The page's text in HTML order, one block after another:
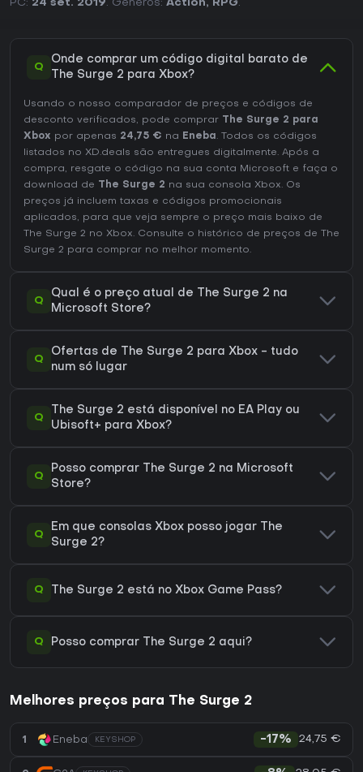
PC: 24 set. 2019. Géneros: Action, RPG.
Q
Onde comprar um código digital barato de
The Surge 2 para Xbox?
Usando o nosso comparador de preços e códigos de
desconto verificados, pode comprar
The Surge 2 para
Xbox por apenas 24,75 € na Eneba . Todos os códigos
listados no XD.deals são entregues digitalmente. Após a
compra, resgate o código na sua conta Microsoft e faça o
download de
The Surge 2 na sua consola Xbox. Os
preços já incluem taxas e códigos promocionais
aplicados, para que veja sempre o preço mais baixo de
The Surge 2 no Xbox. Consulte o histórico de preços de The
Surge 2 para comprar no melhor momento.
Q
Qual é o preço atual de The Surge 2 na
Microsoft Store?
Q
Ofertas de The Surge 2 para Xbox - tudo
num só lugar
Q
The Surge 2 está disponível no EA Play ou
Ubisoft+ para Xbox?
Q
Posso comprar The Surge 2 na Microsoft
Store?
Q
Em que consolas Xbox posso jogar The
Surge 2?
Q The Surge 2 está no Xbox Game Pass?
Q Posso comprar The Surge 2 aqui?
Melhores preços para The Surge 2
1 Eneba KEYSHOP -17% 24,75 €